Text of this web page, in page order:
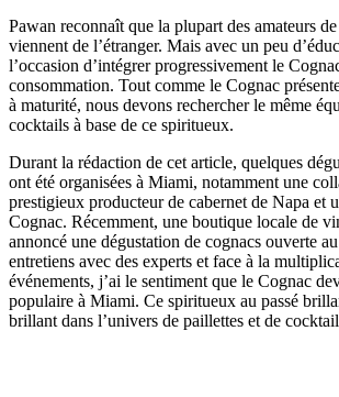
Pawan reconnaît que la plupart des amateurs
viennent de l’étranger. Mais avec un peu
l’occasion d’intégrer progressivement le
consommation. Tout comme le Cognac
à maturité, nous devons rechercher le même
cocktails à base de ce spiritueux.
Durant la rédaction de cet article, quelques
ont été organisées à Miami, notamment une
prestigieux producteur de cabernet de Napa et
Cognac. Récemment, une boutique locale de
annoncé une dégustation de cognacs ouverte
entretiens avec des experts et face à la
événements, j’ai le sentiment que le Cognac
populaire à Miami. Ce spiritueux au passé
brillant dans l’univers de paillettes et de